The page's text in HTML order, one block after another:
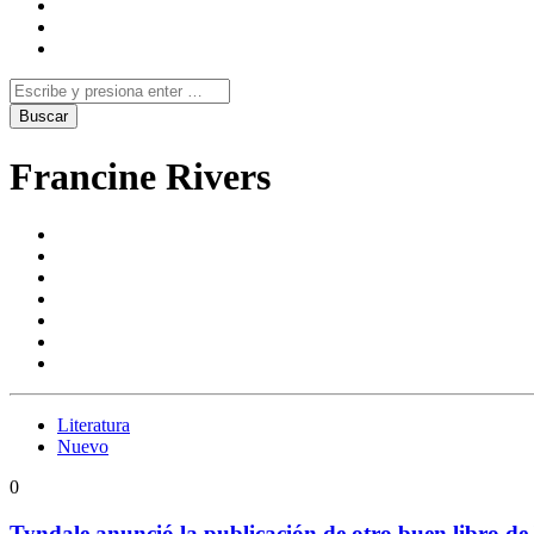
Francine Rivers
Literatura
Nuevo
0